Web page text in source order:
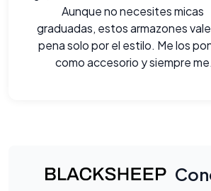
Aunque no necesites micas
graduadas, estos armazones
pena solo por el estilo. Me los
como accesorio y siempre me